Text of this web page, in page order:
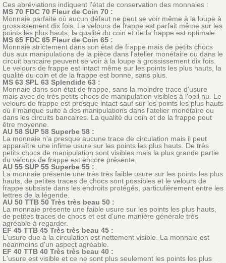
Ces abréviations indiquent l'état de conservation des monnaies :
MS 70 FDC 70 Fleur de Coin 70 :
Monnaie parfaite où aucun défaut ne peut se voir même à la loupe à
grossissement dix fois. Le velours de frappe est parfait même sur les
points les plus hauts, la qualité du coin et de la frappe est optimale.
MS 65 FDC 65 Fleur de Coin 65 :
Monnaie strictement dans son état de frappe mais de petits chocs
dus aux manipulations de la pièce dans l'atelier monétaire ou dans le
circuit bancaire peuvent se voir à la loupe à grossissement dix fois.
Le velours de frappe est intact même sur les points les plus hauts, la
qualité du coin et de la frappe est bonne, sans plus.
MS 63 SPL 63 Splendide 63 :
Monnaie dans son état de frappe, sans la moindre trace d'usure
mais avec de très petits chocs de manipulation visibles à l'oeil nu. Le
velours de frappe est presque intact sauf sur les points les plus hauts
où il manque suite à des manipulations dans l'atelier monétaire ou
dans les circuits bancaires. La qualité du coin et de la frappe peut
être moyenne.
AU 58 SUP 58 Superbe 58 :
La monnaie n'a presque aucune trace de circulation mais il peut
apparaître une infime usure sur les points les plus hauts. De très
petits chocs de manipulation sont visibles mais la plus grande partie
du velours de frappe est encore présente.
AU 55 SUP 55 Superbe 55 :
La monnaie présente une très très faible usure sur les points les plus
hauts, de petites traces de chocs sont possibles et le velours de
frappe subsiste dans les endroits protégés, particulièrement entre les
lettres de la légende.
AU 50 TTB 50 Très très beau 50 :
La monnaie présente une faible usure sur les points les plus hauts,
de petites traces de chocs et est d'une manière générale très
agréable à regarder.
EF 45 TTB 45 Très très beau 45 :
L'usure due à la circulation est nettement visible. La monnaie est
néanmoins d'un aspect agréable.
EF 40 TTB 40 Très très beau 40 :
L'usure est visible et ce ne sont plus seulement les points les plus